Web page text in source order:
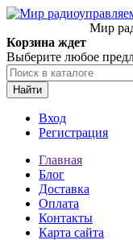
Мир
Корзина ждет
Выберите любое
Найти
Вход
Регистрация
Главная
Блог
Доставка
Оплата
Контакты
Карта сайта